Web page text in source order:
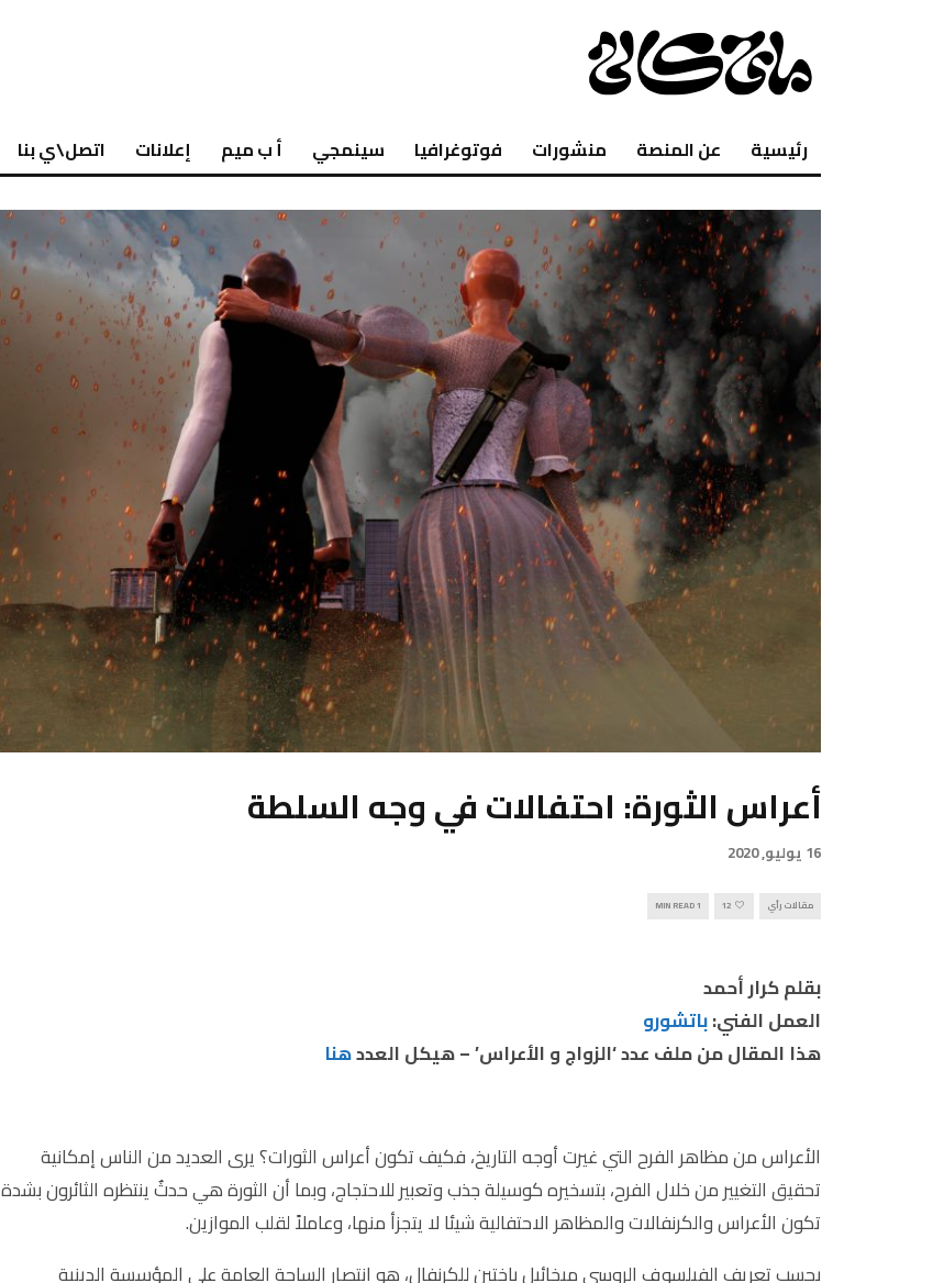
رئيسية عن المنصة منشورات فوتوغرافيا سينمجي أ ب ميم إعلانات اتصل\ي بنا
أعراس الثورة: احتفالات في وجه السلطة
16 يوليو, 2020
مقالات رأي 12
1 MIN READ
بقلم كرار أحمد
العمل الفني:باتشورو
هذا المقال من ملف عدد ‘الزواج و الأعراس’ – هيكل العددهنا
الأعراس من مظاهر الفرح التي غيرت أوجه التاريخ، فكيف تكون أعراس الثورات؟ يرى العديد من الناس إمكانية
تحقيق التغيير من خلال الفرح، بتسخيره كوسيلة جذب وتعبير للاحتجاج، وبما أن الثورة هي حدثٌ ينتظره الثائرون بشدة
تكون الأعراس والكرنفالات والمظاهر الاحتفالية شيئا لا يتجزأ منها، وعاملاً لقلب الموازين.
بحسب تعريف الفيلسوف الروسي ميخائيل باختين للكرنفال، هو انتصار الساحة العامة على المؤسسة الدينية